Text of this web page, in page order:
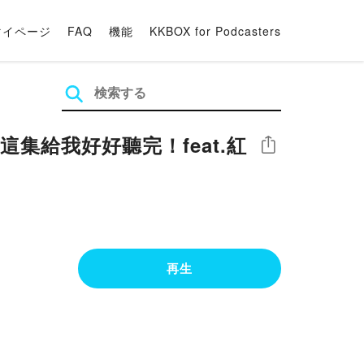
イページ FAQ 機能 KKBOX for Podcasters
集給我好好聽完！feat.紅
シェア
再生